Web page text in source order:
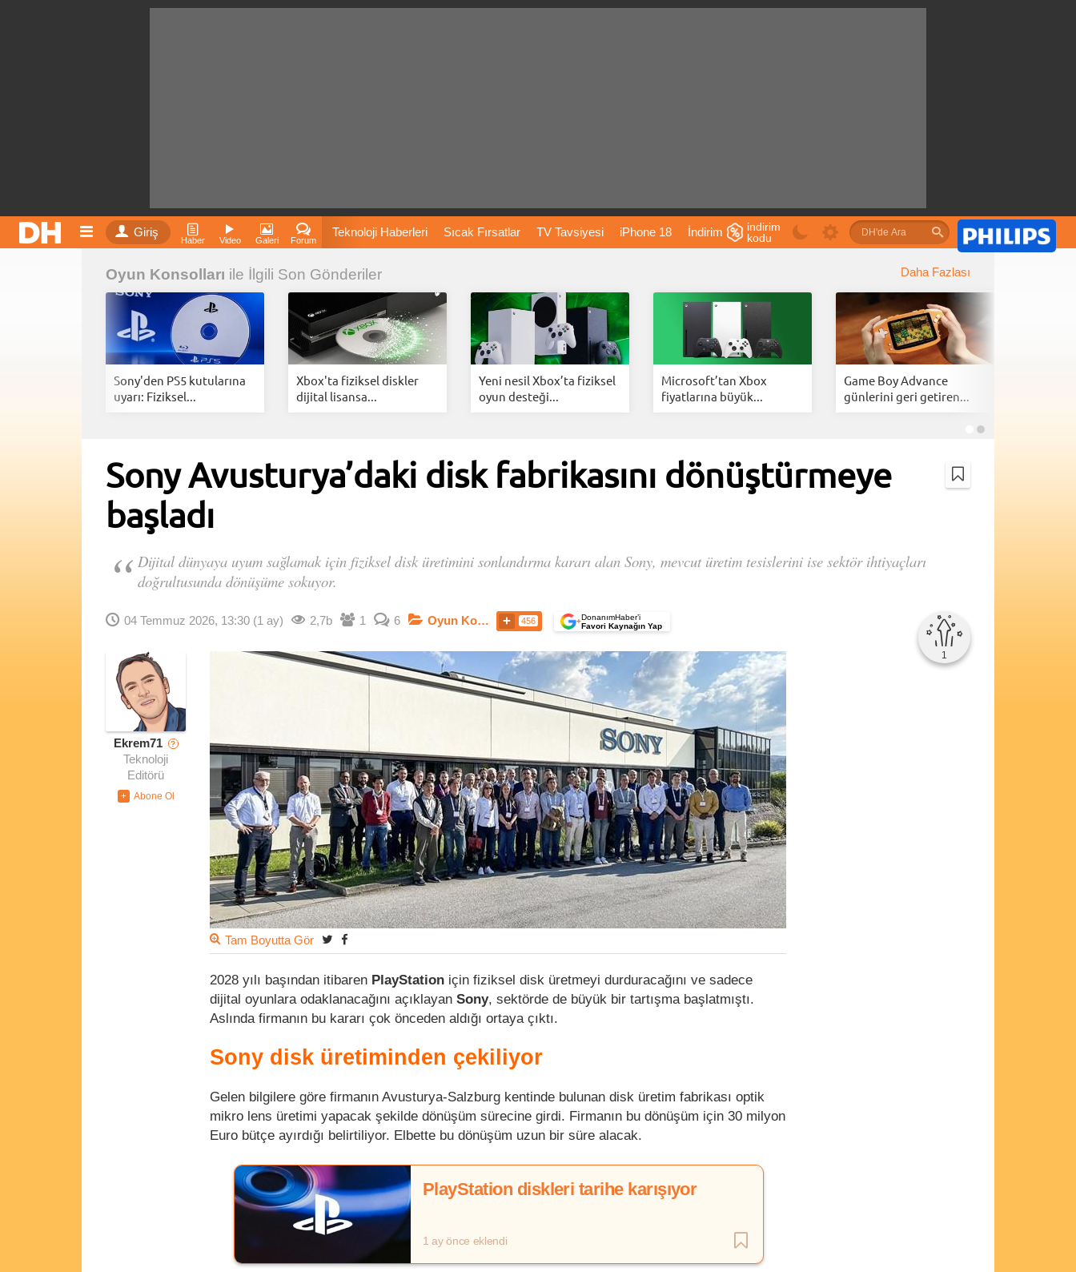
Giriş
Haber Video Galeri Forum
Teknoloji Haberleri Sıcak Fırsatlar TV Tavsiyesi iPhone 18 İndirim
Film Önerileri
Fiyatları Vizyondaki Bitcoin Dizi Önerileri
İnstagram Dondurma İnstagram Çöktü Mü
indirim
kodu
Oyun Konsolları ile İlgili Son Gönderiler Daha Fazlası
Sony'den PS5 kutularına
uyarı: Fiziksel...
Xbox'ta fiziksel diskler
dijital lisansa...
Yeni nesil Xbox’ta fiziksel
oyun desteği...
Microsoft’tan Xbox
fiyatlarına büyük...
Game Boy Advance
günlerini geri getiren...
Sony Avusturya’daki disk fabrikasını dönüştürmeye
başladı
Dijital dünyaya uyum sağlamak için fiziksel disk üretimini sonlandırma kararı alan Sony, mevcut üretim tesislerini ise sektör ihtiyaçları
doğrultusunda dönüşüme sokuyor.
04 Temmuz 2026, 13:30 (1 ay) 2,7b 1 6 Oyun Konsolları 456 +DonanımHaber’i
Favori Kaynağın Yap
1
Ekrem71 ?
Teknoloji
Editörü
Tam Boyutta Gör
2028 yılı başından itibaren PlayStation için fiziksel disk üretmeyi durduracağını ve sadece
dijital oyunlara odaklanacağını açıklayan Sony, sektörde de büyük bir tartışma başlatmıştı.
Aslında firmanın bu kararı çok önceden aldığı ortaya çıktı.
Sony disk üretiminden çekiliyor
Gelen bilgilere göre firmanın Avusturya-Salzburg kentinde bulunan disk üretim fabrikası optik
mikro lens üretimi yapacak şekilde dönüşüm sürecine girdi. Firmanın bu dönüşüm için 30 milyon
Euro bütçe ayırdığı belirtiliyor. Elbette bu dönüşüm uzun bir süre alacak.
PlayStation diskleri tarihe karışıyor
1 ay önce eklendi